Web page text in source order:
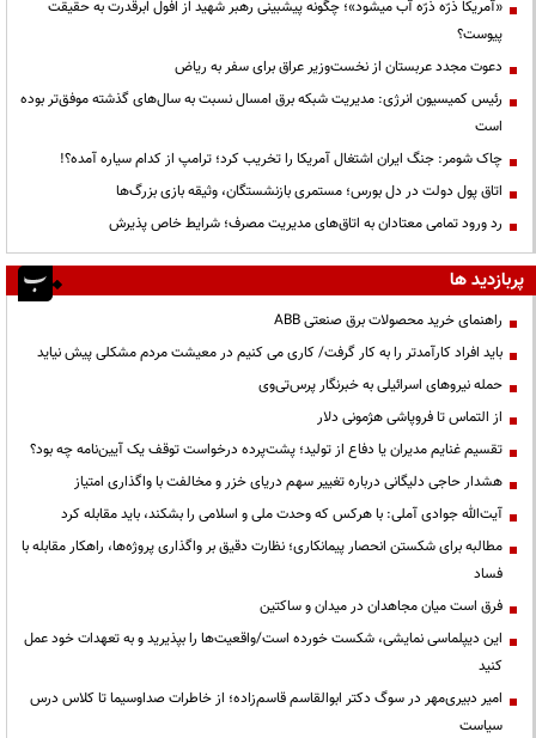
«آمریکا ذرّه ذرّه آب میشود»؛ چگونه پیشبینی رهبر شهید از افول ابرقدرت به حقیقت
پیوست؟
دعوت مجدد عربستان از نخست‌وزیر عراق برای سفر به ریاض
رئیس کمیسیون انرژی: مدیریت شبکه برق امسال نسبت به سال‌های گذشته موفق‌تر بوده
است
چاک شومر: جنگ ایران اشتغال آمریکا را تخریب کرد؛ ترامپ از کدام سیاره آمده؟!
اتاق پول دولت در دل بورس؛ مستمری بازنشستگان، وثیقه بازی بزرگ‌ها
رد ورود تمامی معتادان به اتاق‌های مدیریت مصرف؛ شرایط خاص پذیرش
پربازدید ها
راهنمای خرید محصولات برق صنعتی ABB
باید افراد کارآمدتر را به کار گرفت/ کاری می کنیم در معیشت مردم مشکلی پیش نیاید
حمله نیروهای اسرائیلی به خبرنگار پرس‌تی‌وی
از التماس تا فروپاشی هژمونی دلار
تقسیم غنایم مدیران یا دفاع از تولید؛ پشت‌پرده درخواست توقف یک آیین‌نامه چه بود؟
هشدار حاجی دلیگانی درباره تغییر سهم دریای خزر و مخالفت با واگذاری امتیاز
آیت‌الله جوادی آملی: با هرکس که وحدت ملی و اسلامی را بشکند، باید مقابله کرد
مطالبه برای شکستن انحصار پیمانکاری؛ نظارت دقیق بر واگذاری پروژه‌ها، راهکار مقابله با
فساد
فرق است میان مجاهدان در میدان و ساکتین
این دیپلماسی نمایشی، شکست خورده است/واقعیت‌ها را بپذیرید و به تعهدات خود عمل
کنید
امیر دبیری‌مهر در سوگ دکتر ابوالقاسم قاسم‌زاده؛ از خاطرات صداوسیما تا کلاس درس
سیاست